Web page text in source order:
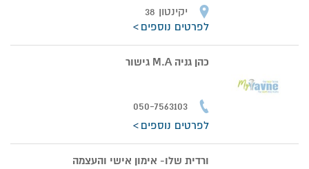
יקינטון 38
לפרטים נוספים
כהן גניה M.A גישור
050-7563103
לפרטים נוספים
ורדית שלו- אימון אישי והעצמה